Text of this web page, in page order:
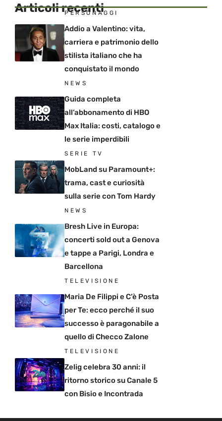
Articoli recenti
PERSONAGGI
Addio a Valentino: vita,
carriera e patrimonio dello
stilista italiano che ha
conquistato il mondo
NEWS
Guida completa
all’abbonamento di HBO
Max Italia: costi, catalogo e
le serie imperdibili
SERIE TV
MobLand su Paramount+:
trama, cast e curiosità
sulla serie con Tom Hardy
NEWS
Bresh Live in Europa:
concerti sold out a Genova
e tappe a Parigi, Londra e
Barcellona
TELEVISIONE
Maria De Filippi e C’è Posta
per Te: ecco perché il suo
successo è paragonabile a
quello di Checco Zalone
TELEVISIONE
Zelig celebra 30 anni: il
ritorno storico su Canale 5
con Bisio e Incontrada